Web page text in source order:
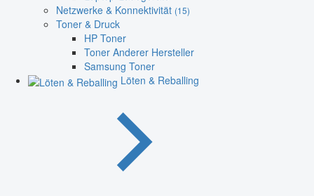
Netzwerke & Konnektivität (15)
Toner & Druck
HP Toner
Toner Anderer Hersteller
Samsung Toner
Löten & Reballing